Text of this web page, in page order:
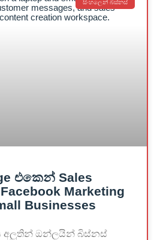
සිංහලෙන් බිස්නස්
එකෙන් Sales
Marketing
Businesses
අලුතින් ඔන්ලයින් බිස්නස්